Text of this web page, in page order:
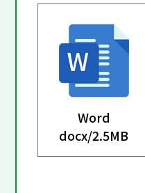
Word
docx/2.5MB